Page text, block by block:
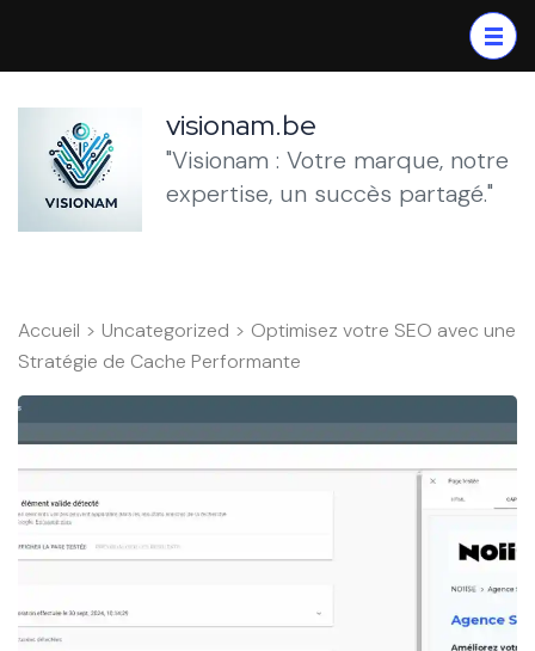
contenu
(Pressez
Entrée)
visionam.be
"Visionam : Votre marque, notre
expertise, un succès partagé."
Accueil > Uncategorized > Optimisez votre SEO avec une
Stratégie de Cache Performante